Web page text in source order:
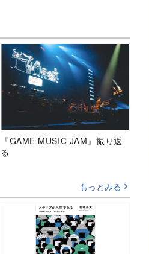
『GAME MUSIC JAM』振り返
る
もっとみる